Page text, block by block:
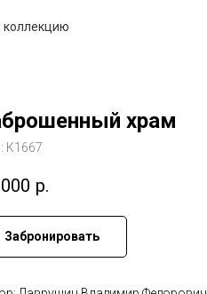
коллекцию
храм
К1667
р.
Забронировать